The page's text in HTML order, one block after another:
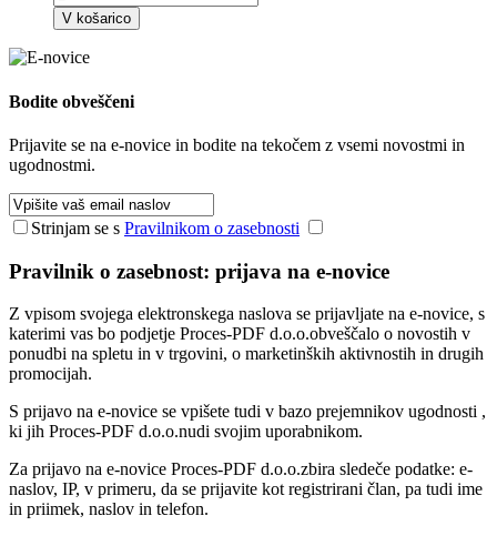
V košarico
Bodite obveščeni
Prijavite se na e-novice in bodite na tekočem z vsemi novostmi in
ugodnostmi.
Strinjam se s Pravilnikom o zasebnosti
Pravilnik o zasebnost: prijava na e-novice
Z vpisom svojega elektronskega naslova se prijavljate na e-novice, s
katerimi vas bo podjetje Proces-PDF d.o.o.obveščalo o novostih v
ponudbi na spletu in v trgovini, o marketinških aktivnostih in drugih
promocijah.
S prijavo na e-novice se vpišete tudi v bazo prejemnikov ugodnosti ,
ki jih Proces-PDF d.o.o.nudi svojim uporabnikom.
Za prijavo na e-novice Proces-PDF d.o.o.zbira sledeče podatke: e-
naslov, IP, v primeru, da se prijavite kot registrirani član, pa tudi ime
in priimek, naslov in telefon.